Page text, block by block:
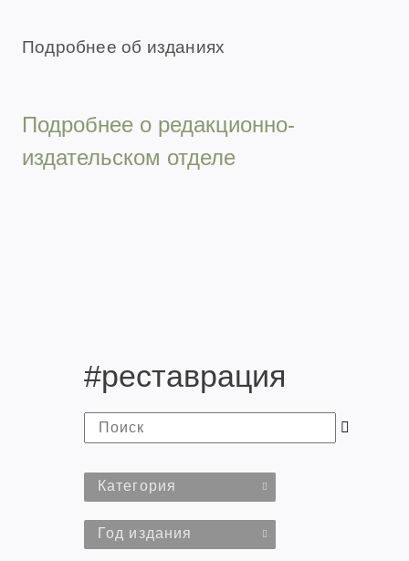
Подробнее об изданиях
Подробнее о редакционно-
издательском отделе
#реставрация
Категория
Год издания